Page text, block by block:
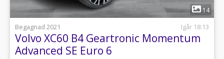
1
14
Begagnad 2021
Igår 18:13
Volvo XC60 B4 Geartronic Momentum
Advanced SE Euro 6